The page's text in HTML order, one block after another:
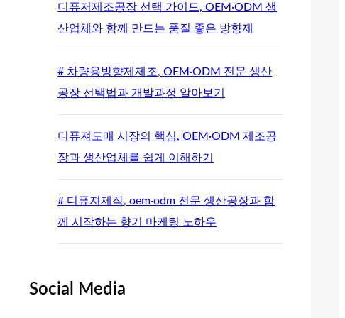
디퓨저제조공장 선택 가이드, OEM·ODM 생
산업체와 함께 만드는 품질 좋은 방향제
# 차량용방향제제조, OEM·ODM 전문 생산
공장 선택법과 개발과정 알아보기
디퓨져도매 시장의 핵심, OEM·ODM 제조공
장과 생산업체를 쉽게 이해하기
# 디퓨져제작, oem·odm 전문 생산공장과 함
께 시작하는 향기 마케팅 노하우
Social Media